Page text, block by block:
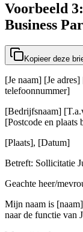
Voorbeeld
Business
Kopieer deze
[Je naam] [Je
telefoonnummer]
[Bedrijfsnaam]
[Postcode en plaats
[Plaats], [Datum]
Betreft: Sollicitatie
Geachte heer/
Mijn naam is
naar de functie van